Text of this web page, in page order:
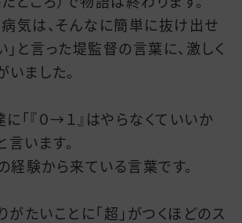
病気は、そんなに簡単に抜け出せ
と言った堤監督の言葉に、激しく
ました。
「『０→１』はやらなくていいか
言います。
経験から来ている言葉です。
たいことに「超」がつくほどのス